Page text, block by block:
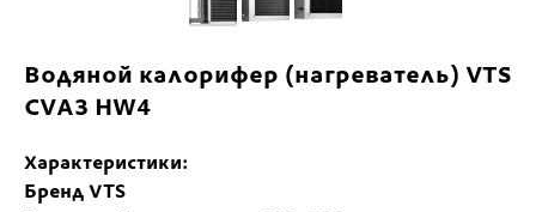
Водяной калорифер (нагреватель) VTS
CVA3 HW4
Характеристики:
Бренд VTS